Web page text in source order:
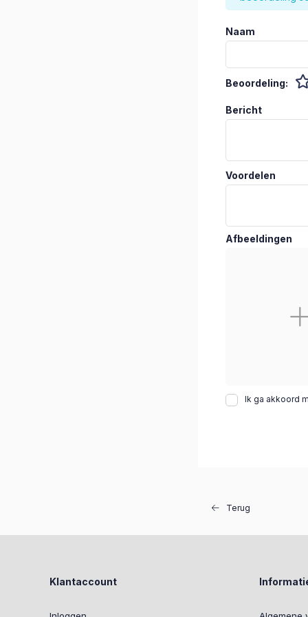
Naam
Beoordeling:
Bericht
Voordelen
Afbeeldingen
Ik ga akkoord
Terug
Klantaccount